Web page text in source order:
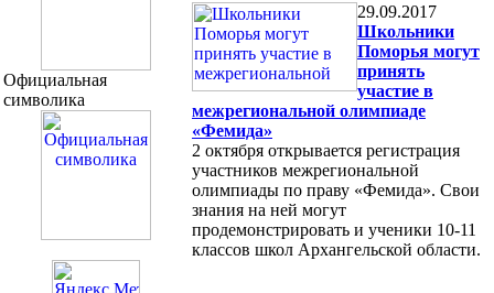
Официальная
символика
29.09.2017
Школьники
Поморья могут
принять
участие в
межрегиональной олимпиаде
«Фемида»
2 октября открывается регистрация
участников межрегиональной
олимпиады по праву «Фемида». Свои
знания на ней могут
продемонстрировать и ученики 10-11
классов школ Архангельской области.